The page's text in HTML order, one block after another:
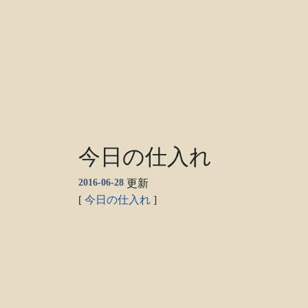
今日の仕入れ
2016-06-28 更新
[ 今日の仕入れ ]